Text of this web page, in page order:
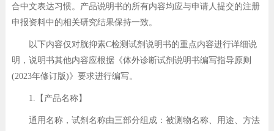
合中文表达习惯。产品说明书的所有内容均应与申请人提交的注册
申报资料中的相关研究结果保持一致。
以下内容仅对胱抑素C检测试剂说明书的重点内容进行详细说
明，说明书其他内容应根据《体外诊断试剂说明书编写指导原则
(2023年修订版)》要求进行编写。
1.【产品名称】
通用名称，试剂名称由三部分组成：被测物名称、用途、方法